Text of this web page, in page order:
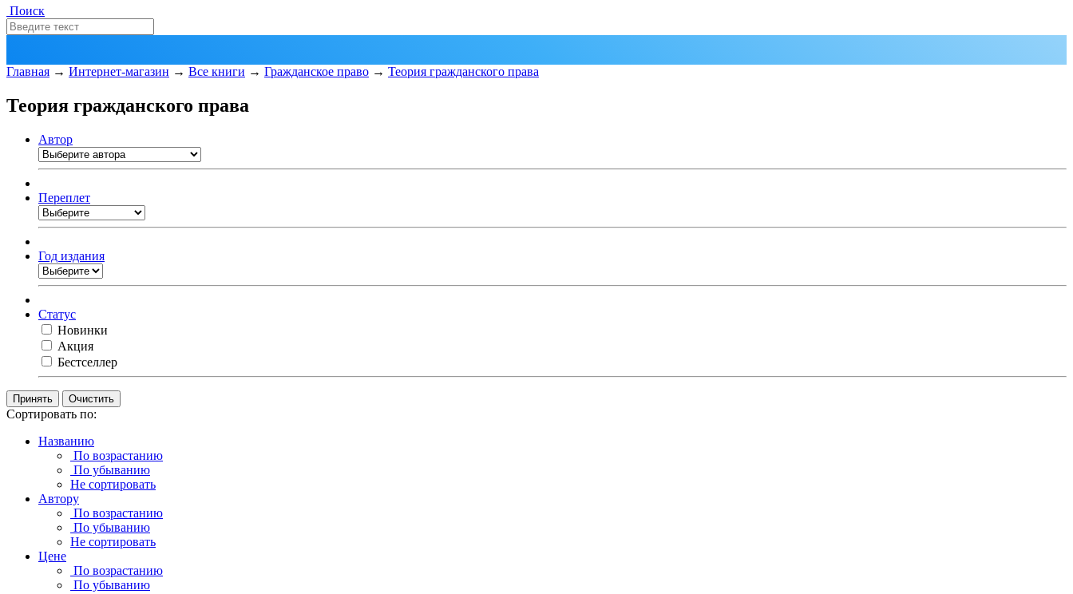
Поиск
Главная → Интернет-магазин → Все книги → Гражданское право → Теория гражданского права
Теория гражданского права
Автор
Переплет
Год издания
Статус
Новинки
Акция
Бестселлер
Очистить
Сортировать по:
Названию
По возрастанию
По убыванию
Не сортировать
Автору
По возрастанию
По убыванию
Не сортировать
Цене
По возрастанию
По убыванию